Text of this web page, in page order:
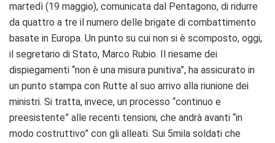
martedì (19 maggio), comunicata dal Pentagono, di ridurre
da quattro a tre il numero delle brigate di combattimento
basate in Europa. Un punto su cui non si è scomposto, oggi,
i l segretario di Stato, Marco Rubio.
Il riesame dei
dispiegamenti “non è una misura punitiva”, ha assicurato in
un punto stampa con Rutte al suo arrivo alla riunione dei
ministri. Si tratta, invece, un processo “continuo e
preesistente” alle recenti tensioni, che andrà avanti “in
modo costruttivo” con gli alleati. Sui 5mila soldati che